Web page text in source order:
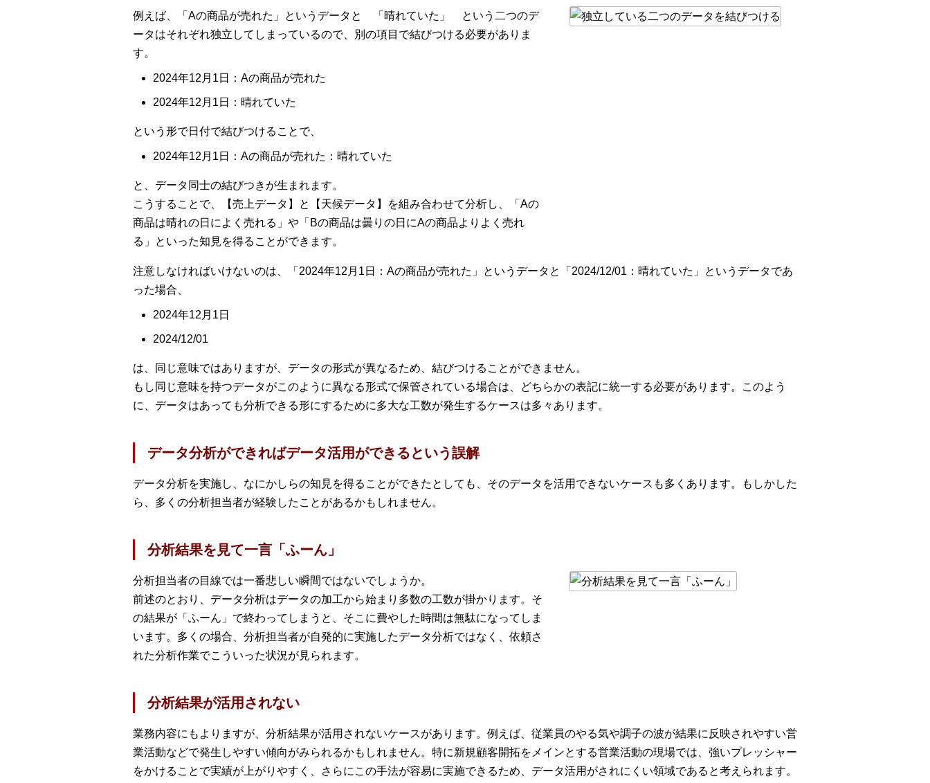
例えば、「Aの商品が売れた」というデータと 「晴れていた」 という二つのデ
ータはそれぞれ独立してしまっているので、別の項目で結びつける必要がありま
す。
2024年12月1日：Aの商品が売れた
2024年12月1日：晴れていた
という形で日付で結びつけることで、
2024年12月1日：Aの商品が売れた：晴れていた
と、データ同士の結びつきが生まれます。
こうすることで、【売上データ】と【天候データ】を組み合わせて分析し、「Aの
商品は晴れの日によく売れる」や「Bの商品は曇りの日にAの商品よりよく売れ
る」といった知見を得ることができます。
注意しなければいけないのは、「2024年12月1日：Aの商品が売れた」というデータと「2024/12/01：晴れていた」というデータであ
った場合、
2024年12月1日
2024/12/01
は、同じ意味ではありますが、データの形式が異なるため、結びつけることができません。
もし同じ意味を持つデータがこのように異なる形式で保管されている場合は、どちらかの表記に統一する必要があります。このよう
に、データはあっても分析できる形にするために多大な工数が発生するケースは多々あります。
データ分析ができればデータ活用ができるという誤解
データ分析を実施し、なにかしらの知見を得ることができたとしても、そのデータを活用できないケースも多くあります。もしかした
ら、多くの分析担当者が経験したことがあるかもしれません。
分析結果を見て一言「ふーん」
分析担当者の目線では一番悲しい瞬間ではないでしょうか。
前述のとおり、データ分析はデータの加工から始まり多数の工数が掛かります。そ
の結果が「ふーん」で終わってしまうと、そこに費やした時間は無駄になってしま
います。多くの場合、分析担当者が自発的に実施したデータ分析ではなく、依頼さ
れた分析作業でこういった状況が見られます。
分析結果が活用されない
業務内容にもよりますが、分析結果が活用されないケースがあります。例えば、従業員のやる気や調子の波が結果に反映されやすい営
業活動などで発生しやすい傾向がみられるかもしれません。特に新規顧客開拓をメインとする営業活動の現場では、強いプレッシャー
をかけることで実績が上がりやすく、さらにこの手法が容易に実施できるため、データ活用がされにくい領域であると考えられます。